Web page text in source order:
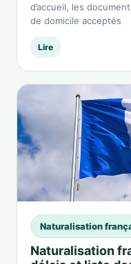
d’accueil, les
de domicile acceptés
Lire
Naturalisation
Naturalisation